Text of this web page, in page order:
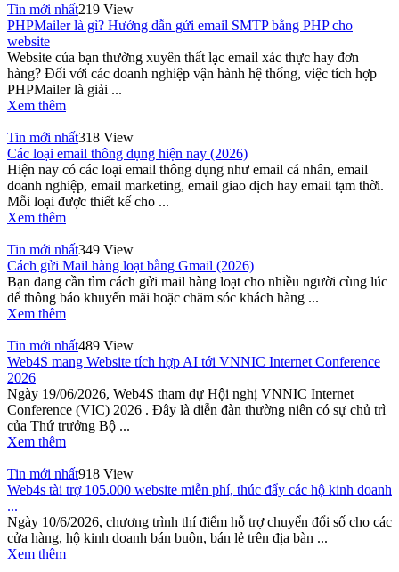
Tin mới nhất219 View
PHPMailer là gì? Hướng dẫn gửi email SMTP bằng PHP cho
website
Website của bạn thường xuyên thất lạc email xác thực hay đơn
hàng? Đối với các doanh nghiệp vận hành hệ thống, việc tích hợp
PHPMailer là giải ...
Xem thêm
Tin mới nhất318 View
Các loại email thông dụng hiện nay (2026)
Hiện nay có các loại email thông dụng như email cá nhân, email
doanh nghiệp, email marketing, email giao dịch hay email tạm thời.
Mỗi loại được thiết kế cho ...
Xem thêm
Tin mới nhất349 View
Cách gửi Mail hàng loạt bằng Gmail (2026)
Bạn đang cần tìm cách gửi mail hàng loạt cho nhiều người cùng lúc
để thông báo khuyến mãi hoặc chăm sóc khách hàng ...
Xem thêm
Tin mới nhất489 View
Web4S mang Website tích hợp AI tới VNNIC Internet Conference
2026
Ngày 19/06/2026, Web4S tham dự Hội nghị VNNIC Internet
Conference (VIC) 2026 . Đây là diễn đàn thường niên có sự chủ trì
của Thứ trưởng Bộ ...
Xem thêm
Tin mới nhất918 View
Web4s tài trợ 105.000 website miễn phí, thúc đẩy các hộ kinh doanh
...
Ngày 10/6/2026, chương trình thí điểm hỗ trợ chuyển đổi số cho các
cửa hàng, hộ kinh doanh bán buôn, bán lẻ trên địa bàn ...
Xem thêm